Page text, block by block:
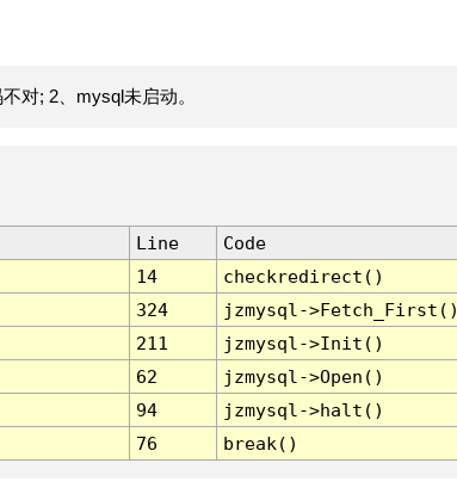
对; 2、mysql未启动。
Line
Code
14
checkredirect()
324
jzmysql-
211
jzmysql->Init()
62
jzmysql->Open()
94
jzmysql->halt()
76 break()